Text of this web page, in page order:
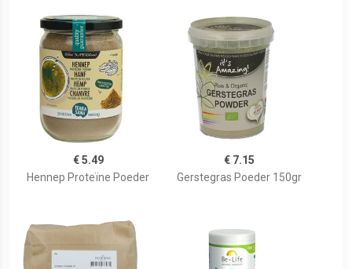
€ 5.49
Hennep Proteïne Poeder
€ 7.15
Gerstegras Poeder 150gr